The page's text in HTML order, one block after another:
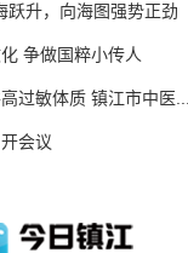
跃升，向海图强势正劲
争做国粹小传人
过敏体质 镇江市中医...
会议